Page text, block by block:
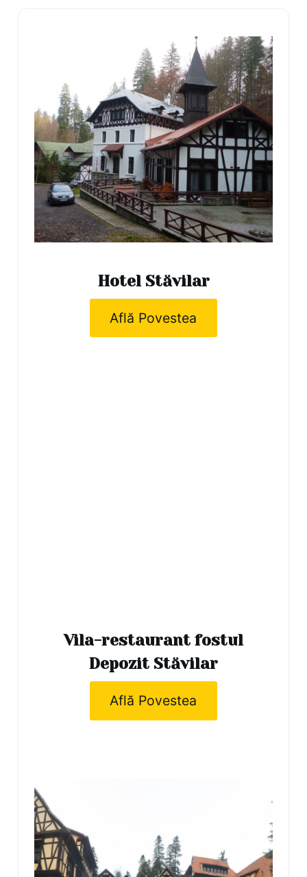
Hotel Stăvilar
Află Povestea
Vila-restaurant fostul
Depozit Stăvilar
Află Povestea